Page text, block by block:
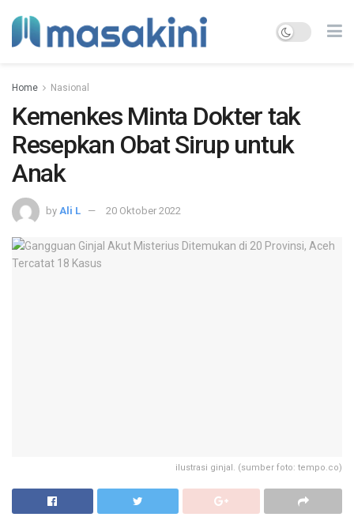
Home Nasional
Kemenkes Minta Dokter tak
Resepkan Obat Sirup untuk
Anak
by Ali L 20 Oktober 2022
ilustrasi ginjal. (sumber foto: tempo.co)